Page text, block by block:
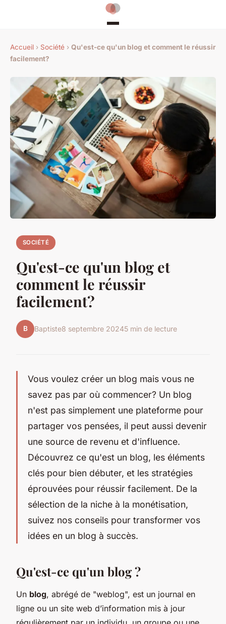
Accueil › Société › Qu'est-ce qu'un blog et comment le réussir
facilement?
SOCIÉTÉ
Qu'est-ce qu'un blog et
comment le réussir
facilement?
B Baptiste8 septembre 20245 min de lecture
Vous voulez créer un blog mais vous ne
savez pas par où commencer? Un blog
n'est pas simplement une plateforme pour
partager vos pensées, il peut aussi devenir
une source de revenu et d'influence.
Découvrez ce qu'est un blog, les éléments
clés pour bien débuter, et les stratégies
éprouvées pour réussir facilement. De la
sélection de la niche à la monétisation,
suivez nos conseils pour transformer vos
idées en un blog à succès.
Qu'est-ce qu'un blog ?
Un blog, abrégé de "weblog", est un journal en
ligne ou un site web d’information mis à jour